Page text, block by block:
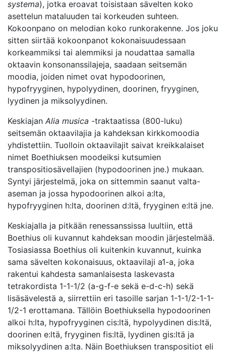
systema), jotka eroavat toisistaan sävelten koko
asettelun mataluuden tai korkeuden suhteen.
Kokoonpano on melodian koko runkorakenne. Jos joku
sitten siirtää kokoonpanot kokonaisuudessaan
korkeammiksi tai alemmiksi ja noudattaa samalla
oktaavin konsonanssilajeja, saadaan seitsemän
moodia, joiden nimet ovat hypodoorinen,
hypofryyginen, hypolyydinen, doorinen, fryyginen,
lyydinen ja miksolyydinen.
Keskiajan Alia musica -traktaatissa (800-luku)
seitsemän oktaavilajia ja kahdeksan kirkkomoodia
yhdistettiin. Tuolloin oktaavilajit saivat kreikkalaiset
nimet Boethiuksen moodeiksi kutsumien
transpositiosävellajien (hypodoorinen jne.) mukaan.
Syntyi järjestelmä, joka on sittemmin saanut valta-
aseman ja jossa hypodoorinen alkoi a:lta,
hypofryyginen h:lta, doorinen d:ltä, fryyginen e:ltä jne.
Keskiajalla ja pitkään renessanssissa luultiin, että
Boethius oli kuvannut kahdeksan moodin järjestelmää.
Tosiasiassa Boethius oli kuitenkin kuvannut, kuinka
sama sävelten kokonaisuus, oktaavilaji a1-a, joka
rakentui kahdesta samanlaisesta laskevasta
tetrakordista 1-1-1/2 (a-g-f-e sekä e-d-c-h) sekä
lisäsävelestä a, siirrettiin eri tasoille sarjan 1-1-1/2-1-1-
1/2-1 erottamana. Tällöin Boethiuksella hypodoorinen
alkoi h:lta, hypofryyginen cis:ltä, hypolyydinen dis:ltä,
doorinen e:ltä, fryyginen fis:ltä, lyydinen gis:ltä ja
miksolyydinen a:lta. Näin Boethiuksen transpositiot eli